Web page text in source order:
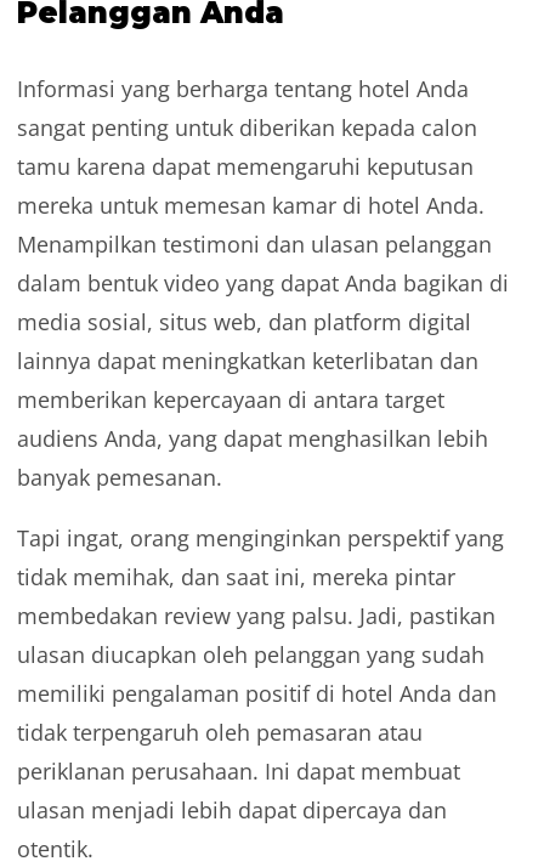
Pelanggan Anda
Informasi yang berharga tentang hotel Anda
sangat penting untuk diberikan kepada calon
tamu karena dapat memengaruhi keputusan
mereka untuk memesan kamar di hotel Anda.
Menampilkan testimoni dan ulasan pelanggan
dalam bentuk video yang dapat Anda bagikan di
media sosial, situs web, dan platform digital
lainnya dapat meningkatkan keterlibatan dan
memberikan kepercayaan di antara target
audiens Anda, yang dapat menghasilkan lebih
banyak pemesanan.
Tapi ingat, orang menginginkan perspektif yang
tidak memihak, dan saat ini, mereka pintar
membedakan review yang palsu. Jadi, pastikan
ulasan diucapkan oleh pelanggan yang sudah
memiliki pengalaman positif di hotel Anda dan
tidak terpengaruh oleh pemasaran atau
periklanan perusahaan. Ini dapat membuat
ulasan menjadi lebih dapat dipercaya dan
otentik.